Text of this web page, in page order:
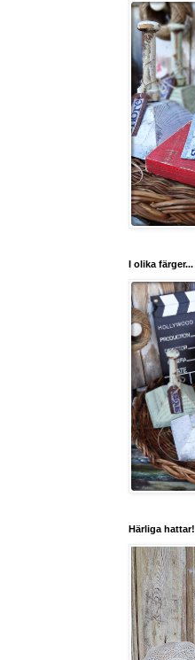
I olika färger...
Härliga hattar!